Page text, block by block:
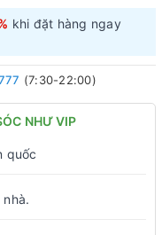
khi đặt hàng ngay
(7:30-22:00)
NHƯ VIP
quốc